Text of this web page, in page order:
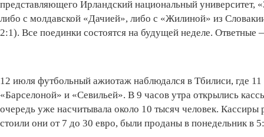
представляющего Ирландский национальный
либо с молдавской «Дачией», либо с «Жилиной» из
2:1). Все поединки состоятся на будущей неделе.
12 июля футбольный ажиотаж наблюдался в Тбилиси, где
«Барселоной» и «Севильей». В 9 часов утра открылись
очередь уже насчитывала около 10 тысяч человек.
стоили они от 7 до 30 евро, были проданы в понедельник в